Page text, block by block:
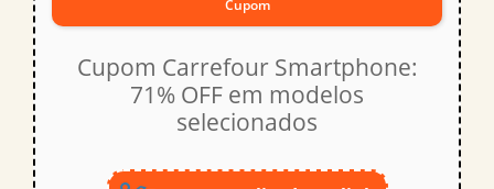
Cupom
Cupom Carrefour Smartphone:
71% OFF em modelos
selecionados